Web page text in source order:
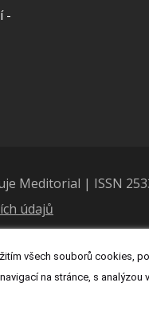
-
Meditorial | ISSN
údajů
všech souborů cookies,
na stránce, s analýzou